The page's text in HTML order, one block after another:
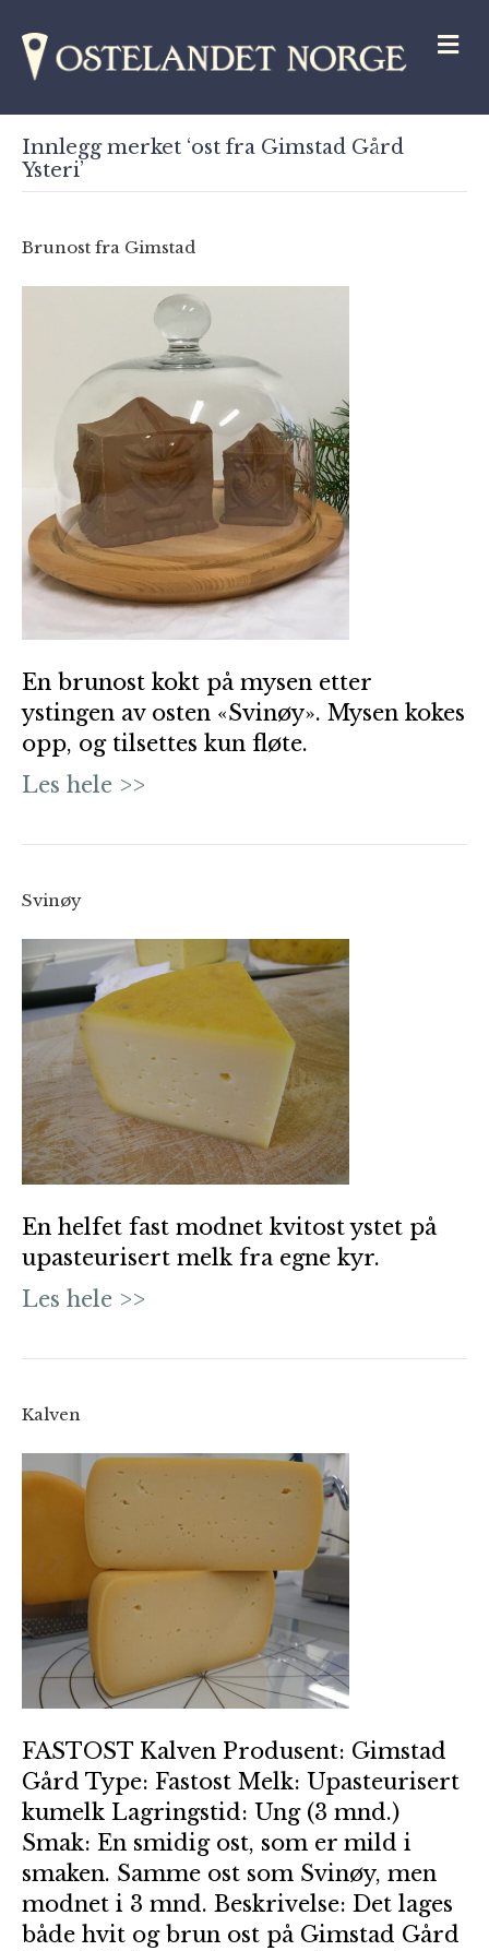
Innlegg merket ‘ost fra Gimstad Gård
Ysteri’
Brunost fra Gimstad
En brunost kokt på mysen etter
ystingen av osten «Svinøy». Mysen kokes
opp, og tilsettes kun fløte.
Les hele >>
Svinøy
En helfet fast modnet kvitost ystet på
upasteurisert melk fra egne kyr.
Les hele >>
Kalven
FASTOST Kalven Produsent: Gimstad
Gård Type: Fastost Melk: Upasteurisert
kumelk Lagringstid: Ung (3 mnd.)
Smak: En smidig ost, som er mild i
smaken. Samme ost som Svinøy, men
modnet i 3 mnd. Beskrivelse: Det lages
både hvit og brun ost på Gimstad Gård